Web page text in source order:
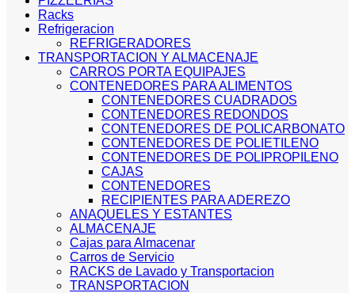
Racks
Refrigeracion
REFRIGERADORES
TRANSPORTACION Y ALMACENAJE
CARROS PORTA EQUIPAJES
CONTENEDORES PARA ALIMENTOS
CONTENEDORES CUADRADOS
CONTENEDORES REDONDOS
CONTENEDORES DE POLICARBONATO
CONTENEDORES DE POLIETILENO
CONTENEDORES DE POLIPROPILENO
CAJAS
CONTENEDORES
RECIPIENTES PARA ADEREZO
ANAQUELES Y ESTANTES
ALMACENAJE
Cajas para Almacenar
Carros de Servicio
RACKS de Lavado y Transportacion
TRANSPORTACION